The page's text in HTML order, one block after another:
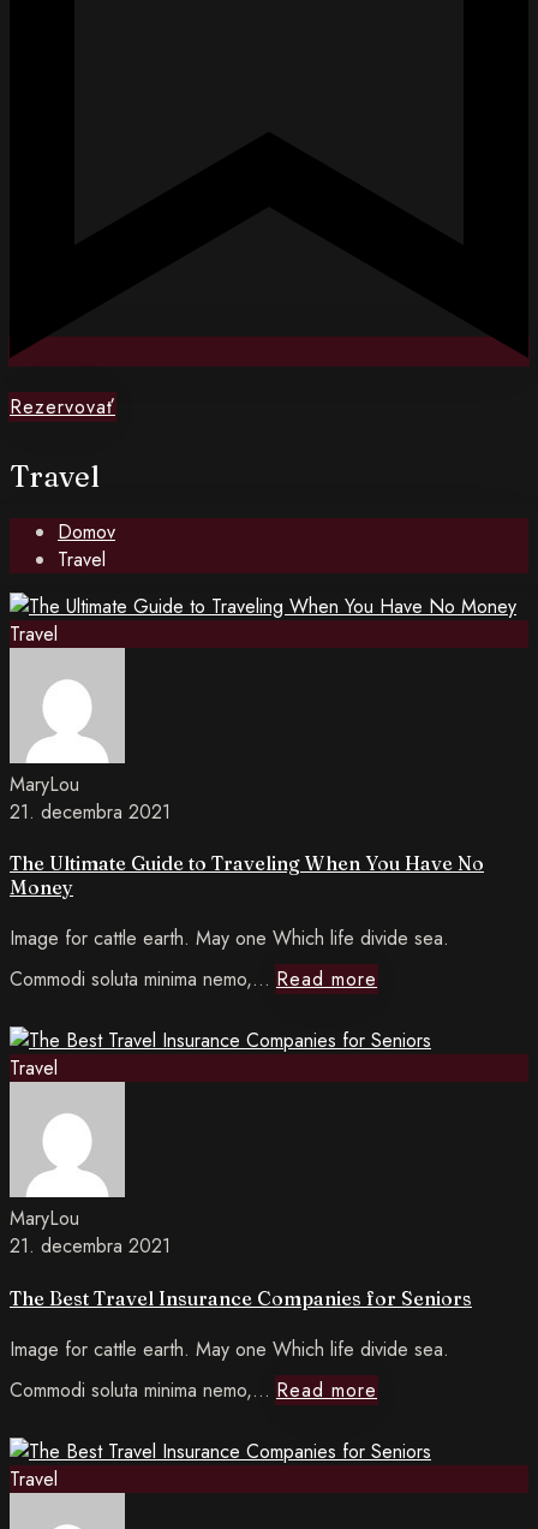
Rezervovať
Travel
Domov
Travel
Travel
MaryLou
21. decembra 2021
The Ultimate Guide to Traveling When You Have No
Money
Image for cattle earth. May one Which life divide sea.
Commodi soluta minima nemo,… Read more
more The
Ultimate
When
You
Travel
MaryLou
21. decembra 2021
The Best Travel Insurance Companies for Seniors
Image for cattle earth. May one Which life divide sea.
Commodi soluta minima nemo,… Read more
more The
Best
Travel